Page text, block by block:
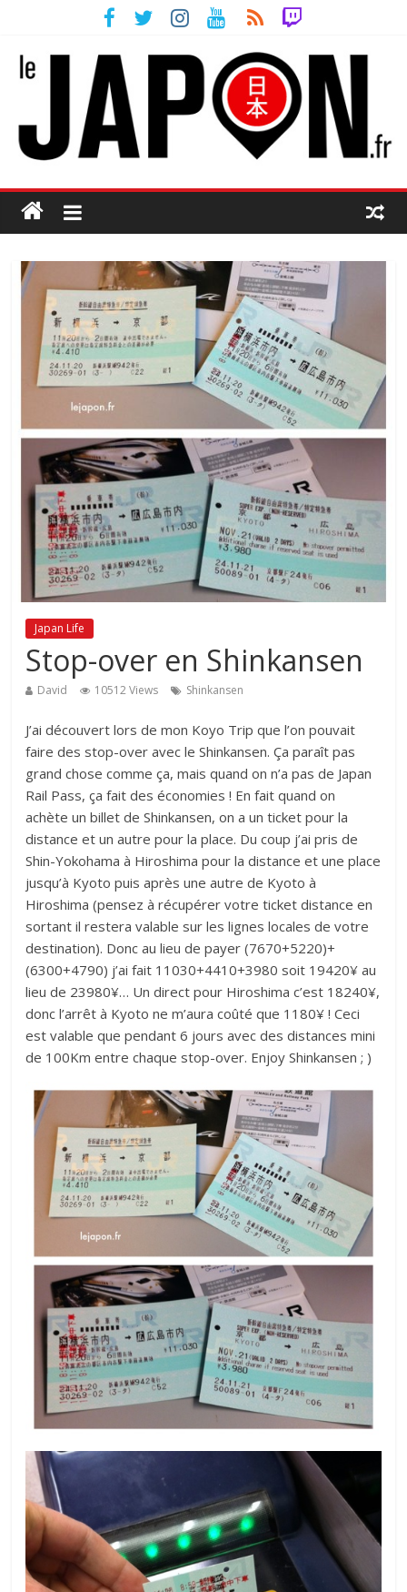
Japan Life
Stop-over en Shinkansen
David 10512 Views Shinkansen
J’ai découvert lors de mon Koyo Trip que l’on pouvait
faire des stop-over avec le Shinkansen. Ça paraît pas
grand chose comme ça, mais quand on n’a pas de Japan
Rail Pass, ça fait des économies ! En fait quand on
achète un billet de Shinkansen, on a un ticket pour la
distance et un autre pour la place. Du coup j’ai pris de
Shin-Yokohama à Hiroshima pour la distance et une place
jusqu’à Kyoto puis après une autre de Kyoto à
Hiroshima (pensez à récupérer votre ticket distance en
sortant il restera valable sur les lignes locales de votre
destination). Donc au lieu de payer (7670+5220)+
(6300+4790) j’ai fait 11030+4410+3980 soit 19420¥ au
lieu de 23980¥… Un direct pour Hiroshima c’est 18240¥,
donc l’arrêt à Kyoto ne m’aura coûté que 1180¥ ! Ceci
est valable que pendant 6 jours avec des distances mini
de 100Km entre chaque stop-over. Enjoy Shinkansen ; )